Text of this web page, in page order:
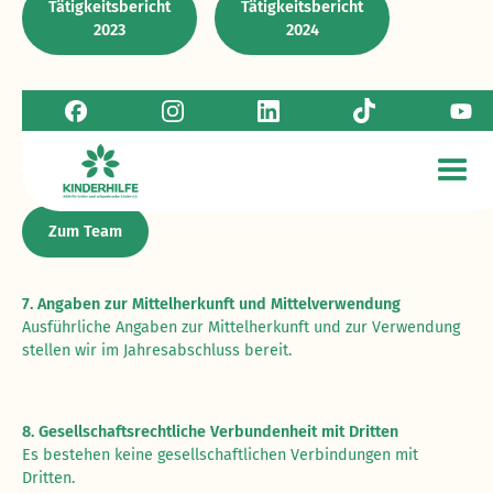
Tätigkeitsbericht
2023
Tätigkeitsbericht
2024
6. Personalstruktur
Für den Kinderhilfe e.V. arbeiten 30 hauptamtliche
Mitarbeiter*innen und 180 Ehrenamtliche (Stand Februar
2026). Erfahren Sie zudem mehr über
Zum Team
7. Angaben zur Mittelherkunft und Mittelverwendung
Ausführliche Angaben zur Mittelherkunft und zur Verwendung
stellen wir im Jahresabschluss bereit.
8. Gesellschaftsrechtliche Verbundenheit mit Dritten
Es bestehen keine gesellschaftlichen Verbindungen mit
Dritten.